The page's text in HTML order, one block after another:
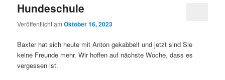
Hundeschule
Veröffentlicht amOktober 16, 2023
Baxter hat sich heute mit Anton gekabbelt und jetzt sind Sie
keine Freunde mehr. Wir hoffen auf nächste Woche, dass es
vergessen ist.